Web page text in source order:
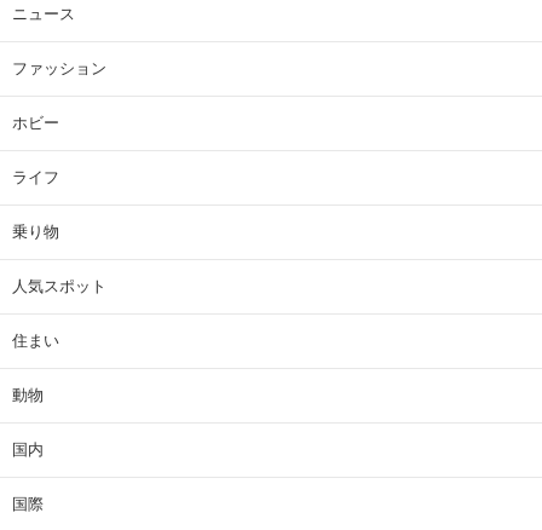
ニュース
ファッション
ホビー
ライフ
乗り物
人気スポット
住まい
動物
国内
国際